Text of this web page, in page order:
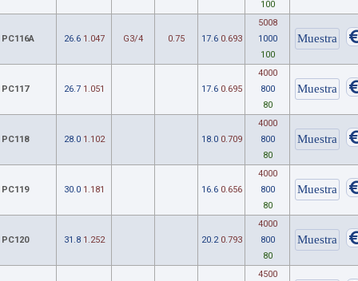
100
PC116A 26.6 1.047 G3/4 0.75 17.6 0.693
5008
1000
100
PC117 26.7 1.051 17.6 0.695
4000
800
80
PC118 28.0 1.102 18.0 0.709
4000
800
80
PC119 30.0 1.181 16.6 0.656
4000
800
80
PC120 31.8 1.252 20.2 0.793
4000
800
80
4500